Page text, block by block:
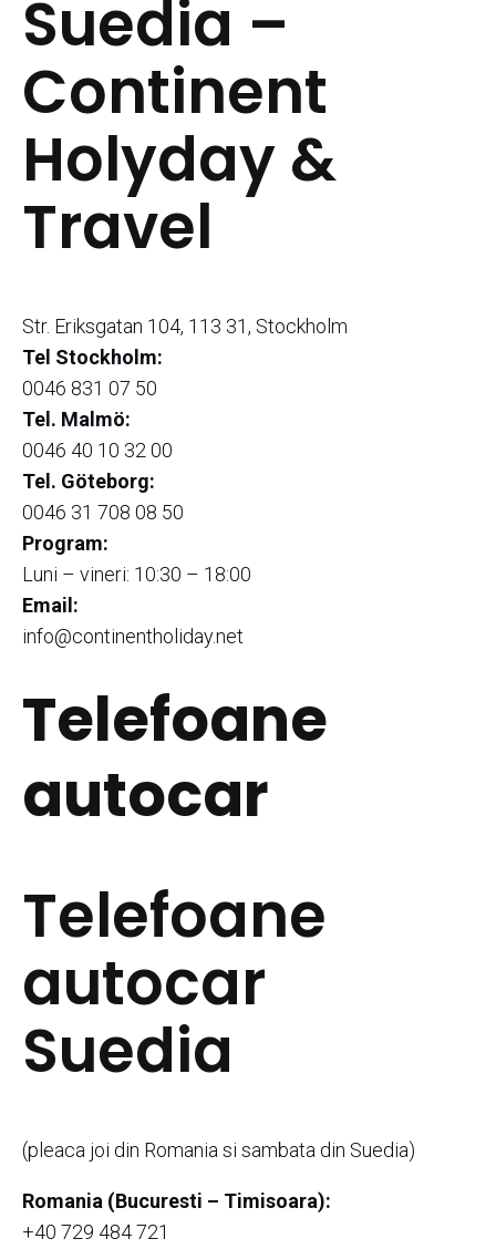
Suedia –
Continent
Holyday &
Travel
Str. Eriksgatan 104, 113 31, Stockholm
Tel Stockholm:
0046 831 07 50
Tel. Malmö:
0046 40 10 32 00
Tel. Göteborg:
0046 31 708 08 50
Program:
Luni – vineri: 10:30 – 18:00
Email:
info@continentholiday.net
Telefoane
autocar
Telefoane
autocar
Suedia
(pleaca joi din Romania si sambata din Suedia)
Romania (Bucuresti – Timisoara):
+40 729 484 721